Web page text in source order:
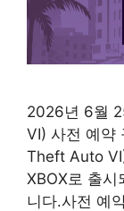
2026년 6월
VI) 사전 예약
Theft Auto
XBOX로 출시
니다.사전 예